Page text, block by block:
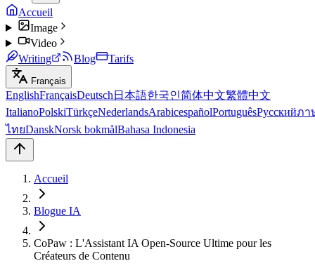
Accueil
Image
Video
Writing
Blog Tarifs
Français
EnglishFrançaisDeutsch 日本語한국인简体中文繁體中文
ItalianoPolskiTürkçeNederlandsArabicespañolPortuguêsРусскийภา
ไทยDanskNorsk bokmålBahasa Indonesia
Accueil
Blogue IA
CoPaw : L'Assistant IA Open-Source Ultime pour les
Créateurs de Contenu